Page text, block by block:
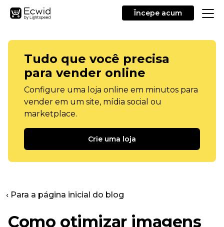
Începe acum
Tudo que você precisa
para vender online
Configure uma loja online em minutos para
vender em um site, mídia social ou
marketplace.
Crie uma loja
‹ Para a página inicial do blog
Como otimizar imagens